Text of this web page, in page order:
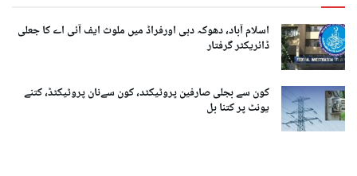
اسلام آباد، دھوکہ دہی اورفراڈ میں ملوث ایف آئی اے کا جعلی
ڈائریکٹر گرفتار
کون سے بجلی صارفین پروٹیکٹد، کون سےنان پروٹیکٹڈ، کتنے
یونٹ پر کتنا بل